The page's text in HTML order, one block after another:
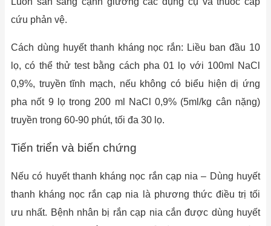
cứu phản vệ.
Cách dùng huyết thanh kháng nọc rắn: Liều ban đầu 10
lọ, có thể thử test bằng cách pha 01 lọ với 100ml NaCl
0,9%, truyền tĩnh mạch, nếu không có biểu hiện dị ứng
pha nốt 9 lọ trong 200 ml NaCl 0,9% (5ml/kg cân nặng)
truyền trong 60-90 phút, tối đa 30 lọ.
Tiến triển và biến chứng
Nếu có huyết thanh kháng nọc rắn cạp nia – Dùng huyết
thanh kháng nọc rắn cạp nia là phương thức điều trị tối
ưu nhất. Bệnh nhân bị rắn cạp nia cắn được dùng huyết